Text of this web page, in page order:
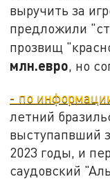
выручить за
предложили
прозвищ
млн.евро, но
- по
летний
выступапвший
2023 годы, и
саудовский